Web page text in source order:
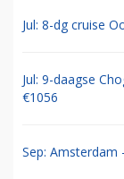
Jul: 8-dg cruise
Jul: 9-daagse
€1056
Sep: Amsterdam